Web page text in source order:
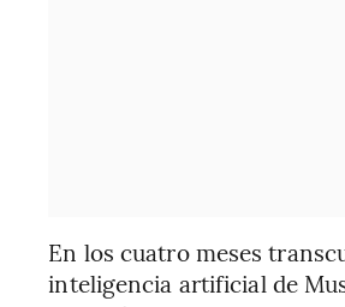
En los cuatro meses
inteligencia artificial de